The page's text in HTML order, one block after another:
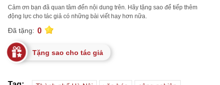
Cảm ơn bạn đã quan tâm đến nội dung trên. Hãy tặng sao để tiếp thêm
động lực cho tác giả có những bài viết hay hơn nữa.
Đã tặng: 0
Tặng sao cho tác giả